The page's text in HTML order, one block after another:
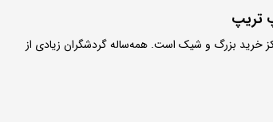
تریپ
خرید بزرگ و شیک است. همه‌ساله گردشگران زیادی از